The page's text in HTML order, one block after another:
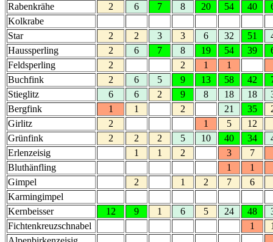
Rabenkrähe
2 6 7 8 20 54 40
Kolkrabe
Star
2 2 3 3 6 32 51
Haussperling
2 6 7 8 19 54 39
Feldsperling
2 2 1
1
Buchfink
2 6 5 9 13 58 42
Stieglitz
6 6 2 9 8 18 18
Bergfink
1 1 2 21 35
Girlitz
2 1 5
12
Grünfink
2 2 2 5 10 40 34
Erlenzeisig
1 1 2 3
7
Bluthänfling
1
1
Gimpel
2 1 2 7
6
Karmingimpel
Kernbeisser
12 9 1 6 5 24 48
Fichtenkreuzschnabel
1